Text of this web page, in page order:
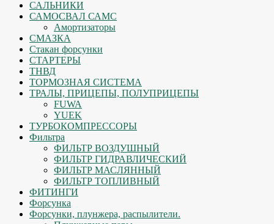
САЛЬНИКИ
САМОСВАЛ САМС
Амортизаторы
СМАЗКА
Стакан форсунки
СТАРТЕРЫ
ТНВД
ТОРМОЗНАЯ СИСТЕМА
ТРАЛЫ, ПРИЦЕПЫ, ПОЛУПРИЦЕПЫ
FUWA
YUEK
ТУРБОКОМПРЕССОРЫ
Фильтра
ФИЛЬТР ВОЗДУШНЫЙ
ФИЛЬТР ГИДРАВЛИЧЕСКИЙ
ФИЛЬТР МАСЛЯННЫЙ
ФИЛЬТР ТОПЛИВНЫЙ
ФИТИНГИ
Форсунка
Форсунки, плунжера, распылители.